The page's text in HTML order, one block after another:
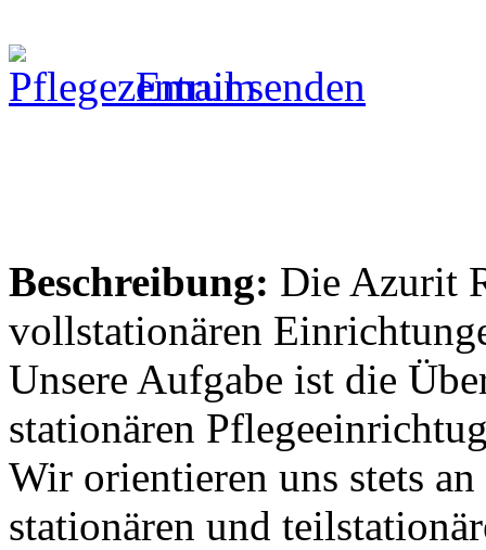
Email senden
Beschreibung: Die Azurit
vollstationären
Unsere Aufgabe ist die
stationären
Wir orientieren uns stets
stationären und